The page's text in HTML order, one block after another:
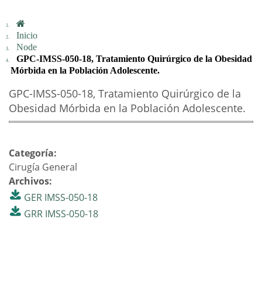
Inicio
Node
GPC-IMSS-050-18, Tratamiento Quirúrgico de la Obesidad
Mórbida en la Población Adolescente.
GPC-IMSS-050-18, Tratamiento Quirúrgico de la
Obesidad Mórbida en la Población Adolescente.
Categoría:
Cirugía General
Archivos:
GER IMSS-050-18
GRR IMSS-050-18